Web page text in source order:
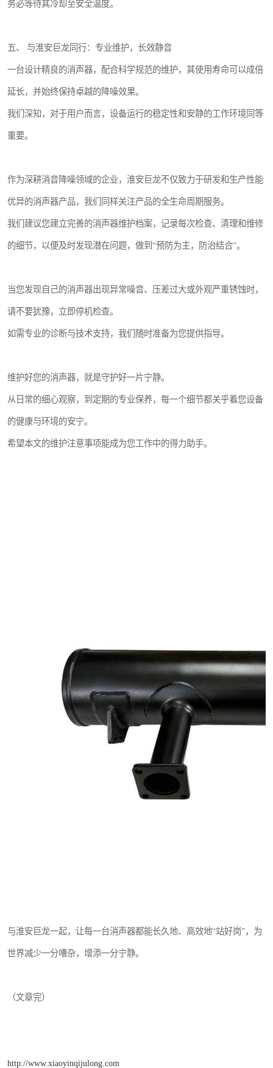
务必等待其冷却至安全温度。
五、 与淮安巨龙同行：专业维护，长效静音
一台设计精良的消声器，配合科学规范的维护，其使用寿命可以成倍
延长，并始终保持卓越的降噪效果。
我们深知，对于用户而言，设备运行的稳定性和安静的工作环境同等
重要。
作为深耕消音降噪领域的企业，淮安巨龙不仅致力于研发和生产性能
优异的消声器产品，我们同样关注产品的全生命周期服务。
我们建议您建立完善的消声器维护档案，记录每次检查、清理和维修
的细节，以便及时发现潜在问题，做到“预防为主，防治结合”。
当您发现自己的消声器出现异常噪音、压差过大或外观严重锈蚀时，
请不要犹豫，立即停机检查。
如需专业的诊断与技术支持，我们随时准备为您提供指导。
维护好您的消声器，就是守护好一片宁静。
从日常的细心观察，到定期的专业保养，每一个细节都关乎着您设备
的健康与环境的安宁。
希望本文的维护注意事项能成为您工作中的得力助手。
与淮安巨龙一起，让每一台消声器都能长久地、高效地“站好岗”，为
世界减少一分嘈杂，增添一分宁静。
（文章完）
http://www.xiaoyinqijulong.com